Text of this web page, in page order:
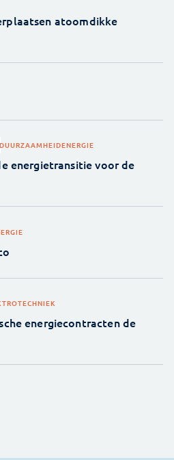
atoomdikke
DUURZAAMHEIDENERGIE
energietransitie voor de
energiecontracten de